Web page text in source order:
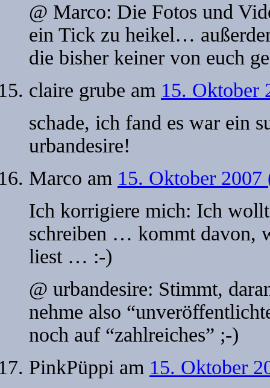
@ Marco: Die Fotos und
ein Tick zu heikel…
die bisher keiner von euch
claire grube am 15. Oktober
schade, ich fand es war ein
urbandesire!
Marco am 15. Oktober
Ich korrigiere mich: Ich
schreiben … kommt davon,
liest … :-)
@ urbandesire: Stimmt,
nehme also
noch auf “zahlreiches” ;-)
PinkPüppi am 15. Oktober